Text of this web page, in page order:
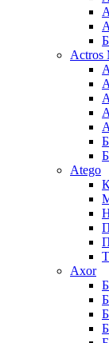
Actros
Atego
Axor